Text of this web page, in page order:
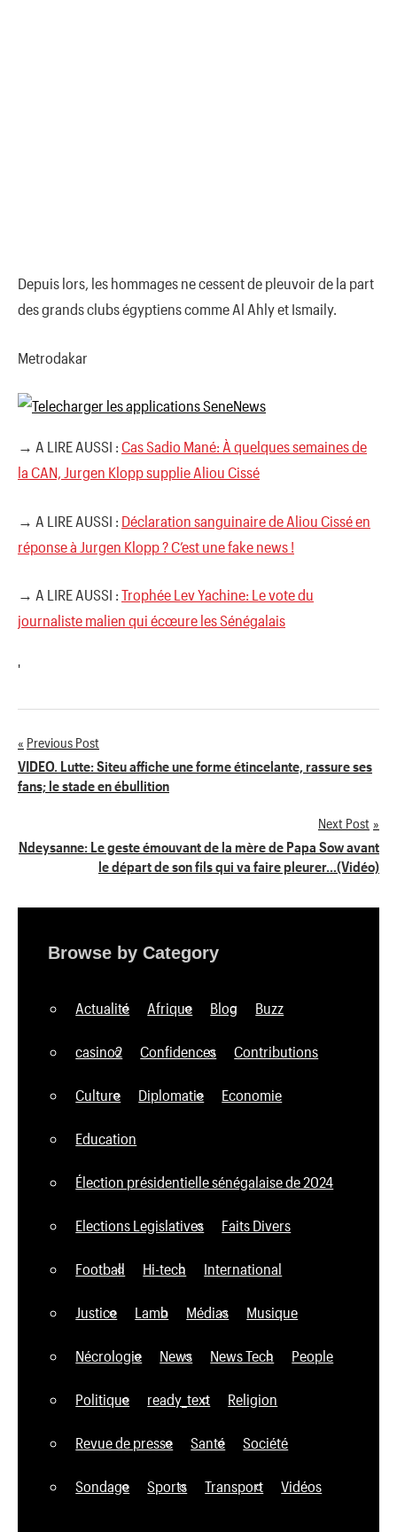
Depuis lors, les hommages ne cessent de pleuvoir de la part
des grands clubs égyptiens comme Al Ahly et Ismaily.
Metrodakar
→ A LIRE AUSSI : Cas Sadio Mané: À quelques semaines de
la CAN, Jurgen Klopp supplie Aliou Cissé
→ A LIRE AUSSI : Déclaration sanguinaire de Aliou Cissé en
réponse à Jurgen Klopp ? C’est une fake news !
→ A LIRE AUSSI : Trophée Lev Yachine: Le vote du
journaliste malien qui écœure les Sénégalais
'
Navigation
de
Previous Post
VIDEO. Lutte: Siteu affiche une forme étincelante, rassure ses
fans; le stade en ébullition
Next Post
Ndeysanne: Le geste émouvant de la mère de Papa Sow avant
le départ de son fils qui va faire pleurer…(Vidéo)
Browse by Category
Actualité Afrique Blog Buzz
casino2 Confidences Contributions
Culture Diplomatie Economie
Education
Élection présidentielle sénégalaise de 2024
Elections Legislatives Faits Divers
Football Hi-tech International
Justice Lamb Médias Musique
Nécrologie News News Tech People
Politique ready_text Religion
Revue de presse Santé Société
Sondage Sports Transport Vidéos